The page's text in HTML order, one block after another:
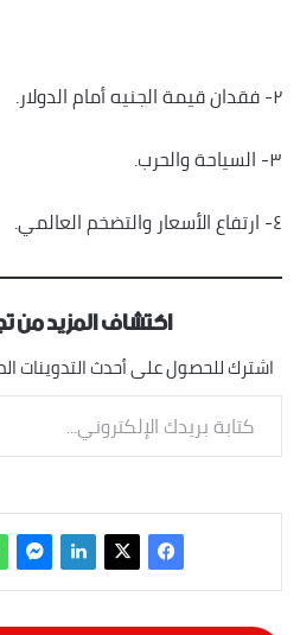
٢- فقدان قيمة الجنيه أمام الدولار.
٣- السياحة والحرب.
٤- ارتفاع الأسعار والتضخم العالمي.
اكتشاف المزيد من
اشترك للحصول على أحدث التدوينات
كتابة بريدك الإلكتروني...